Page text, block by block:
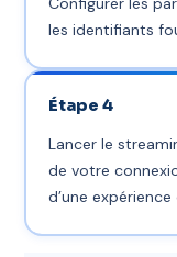
les identifiants
Étape 4
Lancer le
de votre
d’une